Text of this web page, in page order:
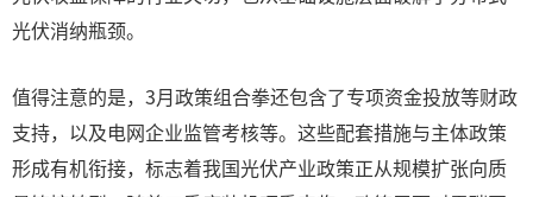
光伏消纳瓶颈。
值得注意的是，3月政策组合拳还包含了专项资金投放等财政
支持，以及电网企业监管考核等。这些配套措施与主体政策
形成有机衔接，标志着我国光伏产业政策正从规模扩张向质